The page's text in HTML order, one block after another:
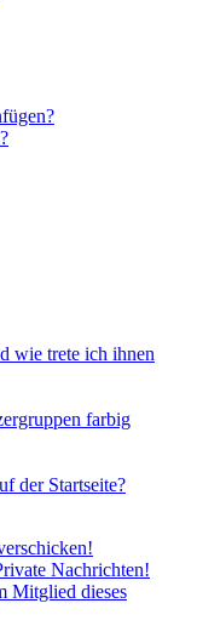
wie trete ich ihnen
farbig
der Startseite?
Nachrichten!
Mitglied dieses